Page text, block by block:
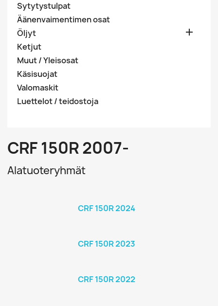
Sytytystulpat
Äänenvaimentimen osat
Öljyt

Ketjut
Muut / Yleisosat
Käsisuojat
Valomaskit
Luettelot / teidostoja
CRF 150R 2007-
Alatuoteryhmät
CRF 150R 2024
CRF 150R 2023
CRF 150R 2022